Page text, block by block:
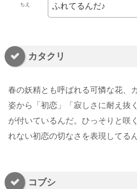
ちえ
ふれてるんだ♪
カタクリ
春の妖精とも呼ばれる可憐な花、
姿から「初恋」「寂しさに耐え抜
が付いているんだ。ひっそりと咲
れない初恋の切なさを表現してる
コブシ